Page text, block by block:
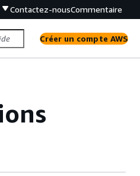
Contactez-nousCommentaire
Créer un compte AWS